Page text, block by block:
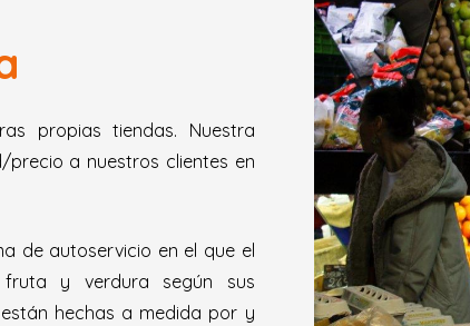
propias tiendas. Nuestra
a nuestros clientes en
de autoservicio en el que el
fruta y verdura según sus
están hechas a medida por y